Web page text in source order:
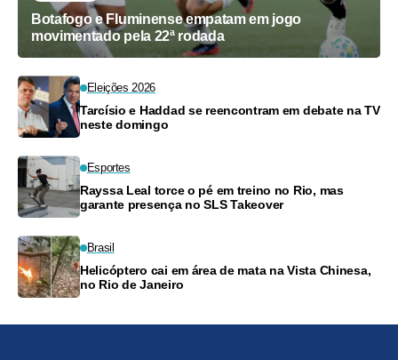
Botafogo e Fluminense empatam em jogo
movimentado pela 22ª rodada
Eleições 2026
Tarcísio e Haddad se reencontram em debate na TV
neste domingo
Esportes
Rayssa Leal torce o pé em treino no Rio, mas
garante presença no SLS Takeover
Brasil
Helicóptero cai em área de mata na Vista Chinesa,
no Rio de Janeiro